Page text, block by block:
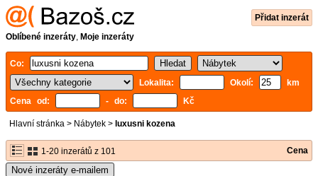
Přidat inzerát
Oblíbené inzeráty, Moje inzeráty
Co:
Lokalita:
Okolí:
km
Cena od:
- do: Kč
Hlavní stránka > Nábytek > luxusni kozena
1-20 inzerátů z 101 Cena
Nové inzeráty e-mailem